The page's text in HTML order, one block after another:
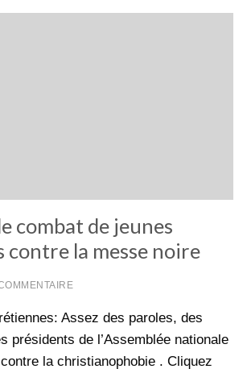
combat de jeunes
contre la messe noire
Assez des paroles, des
présidents de l’Assemblée nationale
la christianophobie . Cliquez